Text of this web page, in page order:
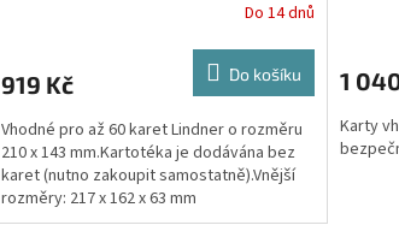
Do 14 dnů
919 Kč Do košíku
Vhodné pro až 60 karet Lindner o rozměru
210 x 143 mm.Kartotéka je dodávána bez
karet (nutno zakoupit samostatně).Vnější
rozměry: 217 x 162 x 63 mm
1
Karty